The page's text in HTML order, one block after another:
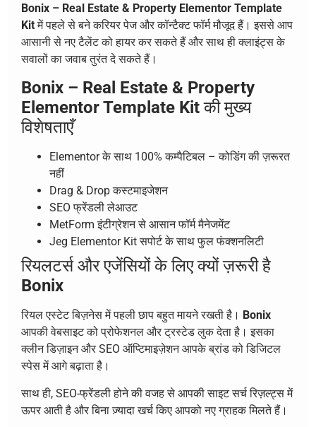
Bonix – Real Estate & Property Elementor Template
Kitमें पहले से बने करियर पेज और कॉन्टैक्ट फॉर्म मौजूद हैं। इससे आप
आसानी से नए टैलेंट को हायर कर सकते हैं और साथ ही क्लाइंट्स के
सवालों का जवाब तुरंत दे सकते हैं।
Bonix – Real Estate & Property
Elementor Template Kitकी मुख्य
विशेषताएँ
Elementor के साथ 100% कम्पैटिबल – कोडिंग की ज़रूरत
नहीं
Drag & Drop कस्टमाइजेशन
SEO फ्रेंडली लेआउट
MetForm इंटीग्रेशन से आसान फॉर्म मैनेजमेंट
Jeg Elementor Kit सपोर्ट के साथ फुल फंक्शनलिटी
रियलटर्स और एजेंसियों के लिए क्यों ज़रूरी है
Bonix
रियल एस्टेट बिज़नेस में पहली छाप बहुत मायने रखती है। Bonix
आपकी वेबसाइट को प्रोफेशनल और ट्रस्टेड लुक देता है। इसका
क्लीन डिज़ाइन और SEO ऑप्टिमाइज़ेशन आपके ब्रांड को डिजिटल
स्पेस में आगे बढ़ाता है।
साथ ही, SEO-फ्रेंडली होने की वजह से आपकी साइट सर्च रिज़ल्ट्स में
ऊपर आती है और बिना ज़्यादा खर्च किए आपको नए ग्राहक मिलते हैं।